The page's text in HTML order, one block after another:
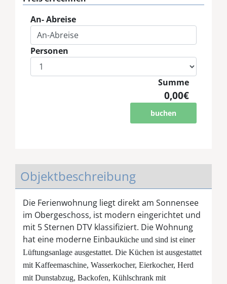
An- Abreise
Personen
Summe
0,00€
buchen
Objektbeschreibung
Die Ferienwohnung liegt direkt am Sonnensee
im Obergeschoss, ist modern eingerichtet und
mit 5 Sternen DTV klassifiziert. Die Wohnung
hat eine moderne Einbauküche und sind ist einer
Lüftungsanlage ausgestattet. Die Küchen ist ausgestattet
mit Kaffeemaschine, Wasserkocher, Eierkocher, Herd
mit Dunstabzug, Backofen, Kühlschrank mit